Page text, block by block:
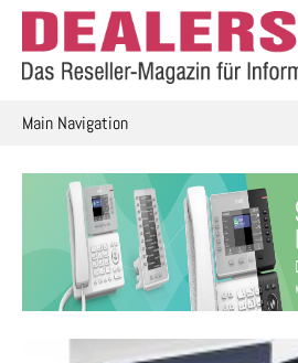
Skip
content
Main Navigation